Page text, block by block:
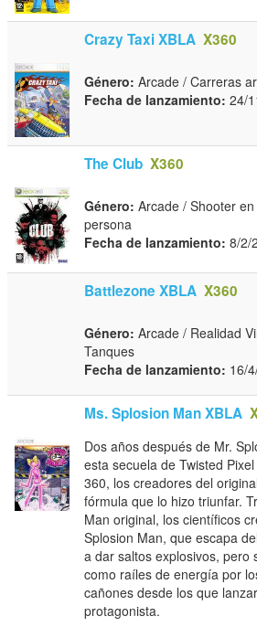
Crazy Taxi XBLA X360
Género: Arcade / Carreras
Fecha de lanzamiento: 24/
The Club X360
Género: Arcade / Shooter
persona
Fecha de lanzamiento: 8/2/
Battlezone XBLA X360
Género: Arcade / Realidad
Tanques
Fecha de lanzamiento: 16/
Ms. Splosion Man XBLA
Dos años después de Mr.
esta secuela de Twisted
360, los creadores del
fórmula que lo hizo triunfar.
Man original, los científicos
Splosion Man, que escapa
a dar saltos explosivos, pero
como raíles de energía por
cañones desde los que
protagonista.